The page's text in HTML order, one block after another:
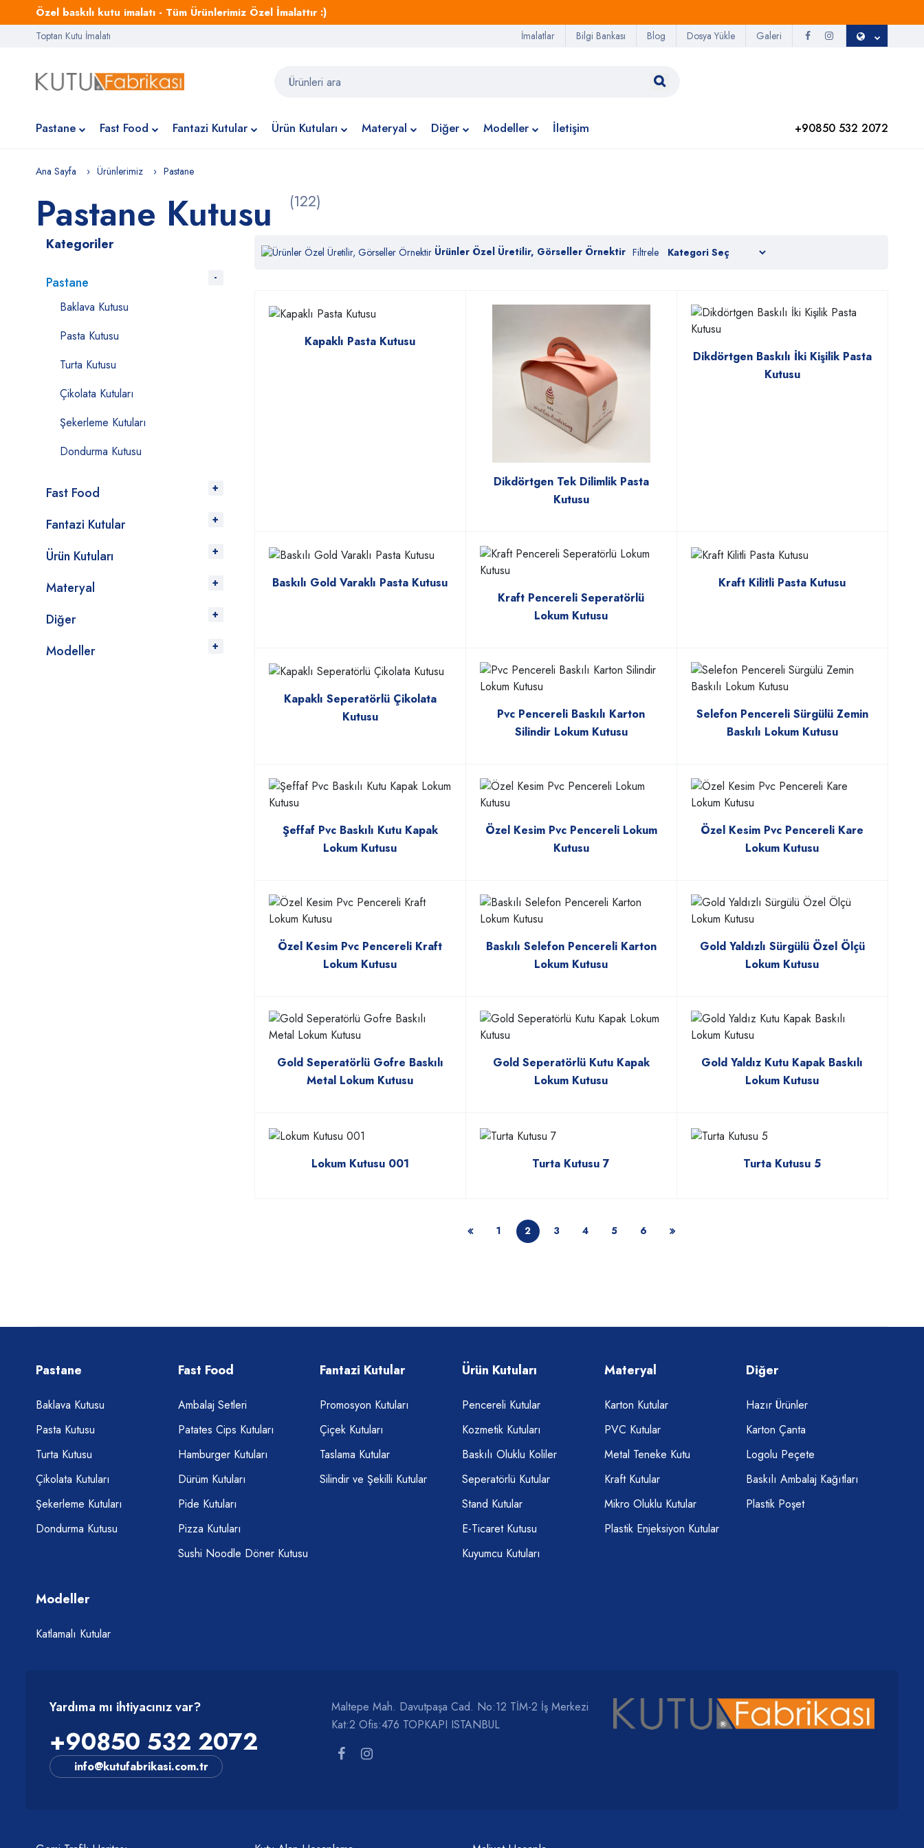
Özel baskılı kutu imalatı - Tüm Ürünlerimiz Özel İmalattır :)
Toptan Kutu İmalatı İmalatlar Bilgi Bankası Blog Dosya Yükle Galeri
Pastane Fast Food Fantazi Kutular Ürün Kutuları Materyal Diğer Modeller İletişim +90850 532 2072
Ana Sayfa Ürünlerimiz Pastane
Pastane Kutusu (122)
Ürünler Özel Üretilir, Görseller Örnektir Filtrele
Kapaklı Pasta Kutusu
Dikdörtgen Tek Dilimlik Pasta
Kutusu
Dikdörtgen Baskılı İki Kişilik Pasta
Kutusu
Baskılı Gold Varaklı Pasta Kutusu
Kraft Pencereli Seperatörlü
Lokum Kutusu
Kraft Kilitli Pasta Kutusu
Kapaklı Seperatörlü Çikolata
Kutusu
Pvc Pencereli Baskılı Karton
Silindir Lokum Kutusu
Selefon Pencereli Sürgülü Zemin
Baskılı Lokum Kutusu
Şeffaf Pvc Baskılı Kutu Kapak
Lokum Kutusu
Özel Kesim Pvc Pencereli Lokum
Kutusu
Özel Kesim Pvc Pencereli Kare
Lokum Kutusu
Özel Kesim Pvc Pencereli Kraft
Lokum Kutusu
Baskılı Selefon Pencereli Karton
Lokum Kutusu
Gold Yaldızlı Sürgülü Özel Ölçü
Lokum Kutusu
Gold Seperatörlü Gofre Baskılı
Metal Lokum Kutusu
Gold Seperatörlü Kutu Kapak
Lokum Kutusu
Gold Yaldız Kutu Kapak Baskılı
Lokum Kutusu
Lokum Kutusu 001 Turta Kutusu 7 Turta Kutusu 5
1 2 3 4 5 6
Kategoriler
Pastane
Baklava Kutusu
Pasta Kutusu
Turta Kutusu
Çikolata Kutuları
Şekerleme Kutuları
Dondurma Kutusu
Fast Food
Fantazi Kutular
Ürün Kutuları
Materyal
Diğer
Modeller
Pastane
Baklava Kutusu
Pasta Kutusu
Turta Kutusu
Çikolata Kutuları
Şekerleme Kutuları
Dondurma Kutusu
Fast Food
Ambalaj Setleri
Patates Cips Kutuları
Hamburger Kutuları
Dürüm Kutuları
Pide Kutuları
Pizza Kutuları
Sushi Noodle Döner Kutusu
Fantazi Kutular
Promosyon Kutuları
Çiçek Kutuları
Taslama Kutular
Silindir ve Şekilli Kutular
Ürün Kutuları
Pencereli Kutular
Kozmetik Kutuları
Baskılı Oluklu Koliler
Seperatörlü Kutular
Stand Kutular
E-Ticaret Kutusu
Kuyumcu Kutuları
Materyal
Karton Kutular
PVC Kutular
Metal Teneke Kutu
Kraft Kutular
Mikro Oluklu Kutular
Plastik Enjeksiyon Kutular
Diğer
Hazır Ürünler
Karton Çanta
Logolu Peçete
Baskılı Ambalaj Kağıtları
Plastik Poşet
Modeller
Katlamalı Kutular
Yardıma mı ihtiyacınız var?
+90850 532 2072
info@kutufabrikasi.com.tr
Maltepe Mah. Davutpaşa Cad. No:12 TİM-2 İş Merkezi
Kat:2 Ofis:476 TOPKAPI ISTANBUL